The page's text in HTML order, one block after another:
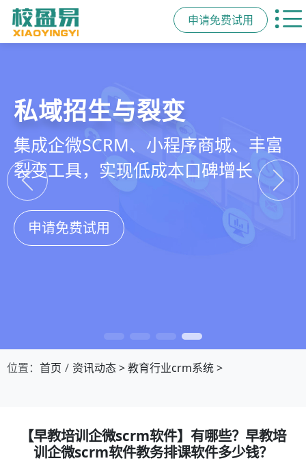
申请免费试用
教培行业CRM
以学员为中心，打通从引流、转化、
教学到复购转介绍的全生命周期增长
引擎
申请免费试用
智能销售漏斗
线索自动分配、标准化跟单、试听转
化分析，打造高绩效招生团队
申请免费试用
精细化客户运营
360°学员画像、自动化服务流程、智
能续费预警，深度挖掘学员长期价值
申请免费试用
私域招生与裂变
集成企微SCRM、小程序商城、丰富
裂变工具，实现低成本口碑增长
申请免费试用
位置： 首页 资讯动态>教育行业crm系统>
【早教培训企微scrm软件】有哪些？早教培
训企微scrm软件教务排课软件多少钱？